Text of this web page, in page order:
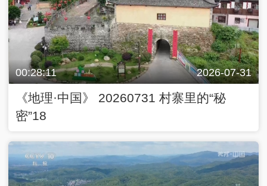
00:28:11 2026-07-31
《地理·中国》 20260731 村寨里的“秘
密”18